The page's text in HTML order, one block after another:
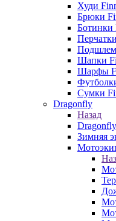
Худи
Брюки
Ботинки
Шапки
Шарфы
Сумки
Dragonfly
Назад
Dragonfly
Зимняя